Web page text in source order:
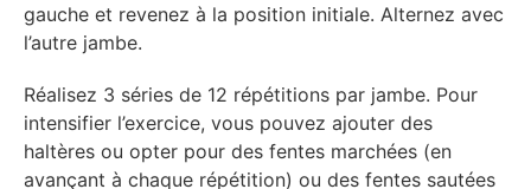
gauche et revenez à la position initiale. Alternez avec
l’autre jambe.
Réalisez 3 séries de 12 répétitions par jambe. Pour
intensifier l’exercice, vous pouvez ajouter des
haltères ou opter pour des fentes marchées (en
avançant à chaque répétition) ou des fentes sautées